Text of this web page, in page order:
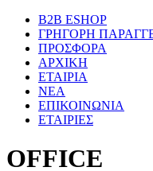
B2B ESHOP
ΓΡΗΓΟΡΗ
ΠΡΟΣΦΟΡΑ
ΑΡΧΙΚΗ
ΕΤΑΙΡΙΑ
ΝΕΑ
ΕΠΙΚΟΙΝΩΝΙΑ
ΕΤΑΙΡΙΕΣ
OFFICE